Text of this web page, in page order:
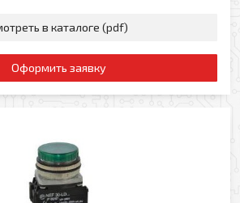
в каталоге (pdf)
Оформить заявку